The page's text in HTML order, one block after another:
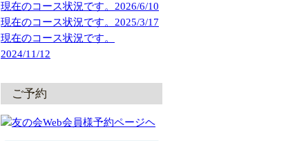
現在のコース状況です。2026/6/10
現在のコース状況です。2025/3/17
現在のコース状況です。
2024/11/12
ご予約